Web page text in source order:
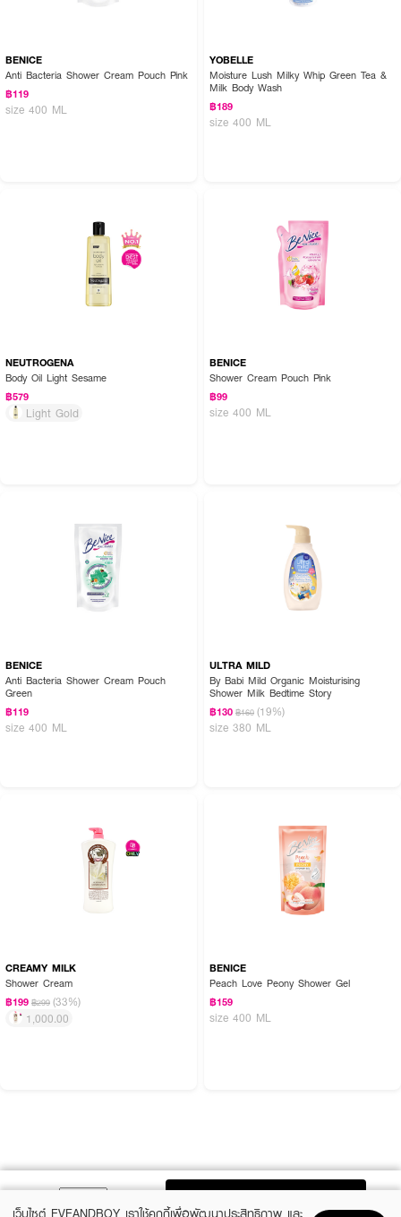
BENICE
Anti Bacteria Shower Cream Pouch Pink
฿119
size 400 ML
YOBELLE
Moisture Lush Milky Whip Green Tea &
Milk Body Wash
฿189
size 400 ML
NEUTROGENA
Body Oil Light Sesame
฿579
Light Gold
BENICE
Shower Cream Pouch Pink
฿99
size 400 ML
BENICE
Anti Bacteria Shower Cream Pouch
Green
฿119
size 400 ML
ULTRA MILD
By Babi Mild Organic Moisturising
Shower Milk Bedtime Story
฿130 ฿160 (19%)
size 380 ML
CREAMY MILK
Shower Cream
฿199 ฿299 (33%)
1,000.00
BENICE
Peach Love Peony Shower Gel
฿159
size 400 ML
เว็บไซต์ EVEANDBOY เราใช้คุกกี้เพื่อพัฒนาประสิทธิภาพ และ